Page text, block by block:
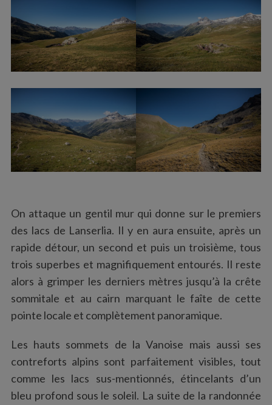
On attaque un gentil mur qui donne sur le premiers
des lacs de Lanserlia. Il y en aura ensuite, après un
rapide détour, un second et puis un troisième, tous
trois superbes et magnifiquement entourés. Il reste
alors à grimper les derniers mètres jusqu’à la crête
sommitale et au cairn marquant le faîte de cette
pointe locale et complètement panoramique.
Les hauts sommets de la Vanoise mais aussi ses
contreforts alpins sont parfaitement visibles, tout
comme les lacs sus-mentionnés, étincelants d’un
bleu profond sous le soleil. La suite de la randonnée